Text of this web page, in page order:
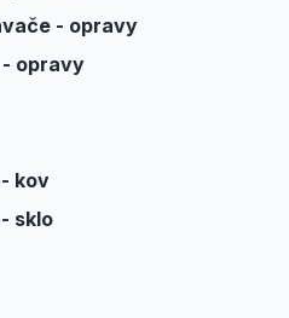
- opravy
opravy
kov
sklo